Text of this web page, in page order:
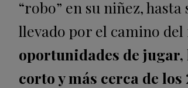
“robo” en su niñez,
llevado por el camino
oportunidades de
corto y más cerca de